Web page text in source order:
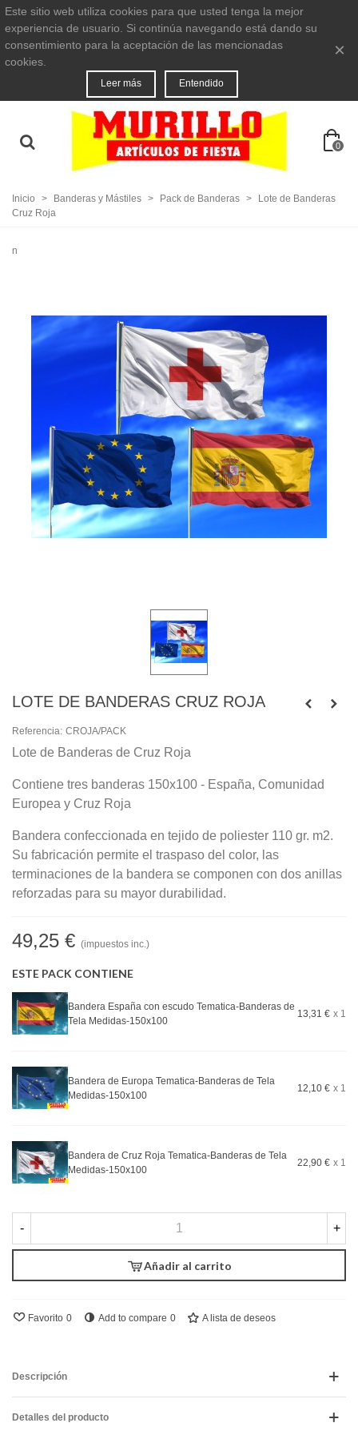
Este sitio web utiliza cookies para que usted tenga la mejor
experiencia de usuario. Si continúa navegando está dando su
consentimiento para la aceptación de las mencionadas
cookies.
Leer más Entendido
×
0
Inicio > Banderas y Mástiles > Pack de Banderas >
Lote de Banderas
Cruz Roja
n
LOTE DE BANDERAS CRUZ ROJA
Referencia: CROJA/PACK
Lote de Banderas de Cruz Roja
Contiene tres banderas 150x100 - España, Comunidad
Europea y Cruz Roja
Bandera confeccionada en tejido de poliester 110 gr. m2.
Su fabricación permite el traspaso del color, las
terminaciones de la bandera se componen con dos anillas
reforzadas para su mayor durabilidad.
49,25 € (impuestos inc.)
ESTE PACK CONTIENE
Bandera España con escudo Tematica-Banderas de
Tela Medidas-150x100
13,31 € x 1
Bandera de Europa Tematica-Banderas de Tela
Medidas-150x100
12,10 € x 1
Bandera de Cruz Roja Tematica-Banderas de Tela
Medidas-150x100
22,90 € x 1
- +
Añadir al carrito
Favorito 0 Add to compare 0 A lista de deseos
Descripción
Detalles del producto